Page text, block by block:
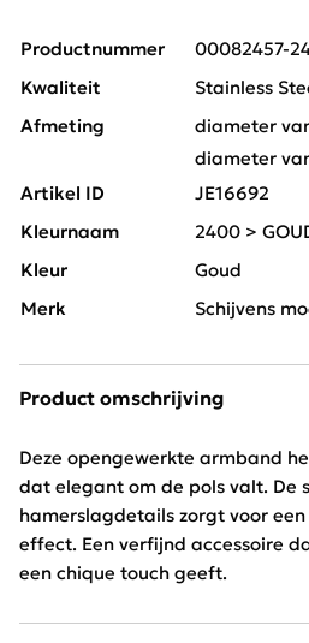
Productnummer
00082457-
Kwaliteit
Stainless
Afmeting
diameter
diameter
Artikel ID
JE16692
Kleurnaam
2400 >
Kleur
Goud
Merk
Schijvens
Product omschrijving
Deze opengewerkte armband
dat elegant om de pols valt. De
hamerslagdetails zorgt voor
effect. Een verfijnd accessoire
een chique touch geeft.